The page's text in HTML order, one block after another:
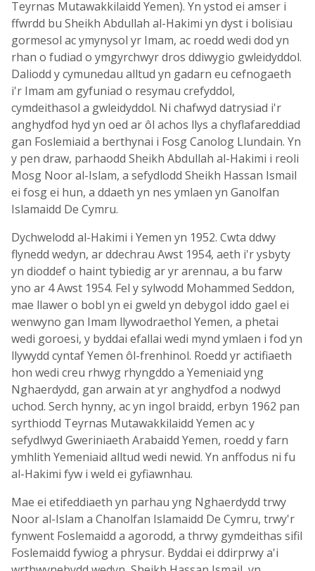
Teyrnas Mutawakkilaidd Yemen). Yn ystod ei amser i
ffwrdd bu Sheikh Abdullah al-Hakimi yn dyst i bolisïau
gormesol ac ymynysol yr Imam, ac roedd wedi dod yn
rhan o fudiad o ymgyrchwyr dros ddiwygio gwleidyddol.
Daliodd y cymunedau alltud yn gadarn eu cefnogaeth
i'r Imam am gyfuniad o resymau crefyddol,
cymdeithasol a gwleidyddol. Ni chafwyd datrysiad i'r
anghydfod hyd yn oed ar ôl achos llys a chyflafareddiad
gan Foslemiaid a berthynai i Fosg Canolog Llundain. Yn
y pen draw, parhaodd Sheikh Abdullah al-Hakimi i reoli
Mosg Noor al-Islam, a sefydlodd Sheikh Hassan Ismail
ei fosg ei hun, a ddaeth yn nes ymlaen yn Ganolfan
Islamaidd De Cymru.
Dychwelodd al-Hakimi i Yemen yn 1952. Cwta ddwy
flynedd wedyn, ar ddechrau Awst 1954, aeth i'r ysbyty
yn dioddef o haint tybiedig ar yr arennau, a bu farw
yno ar 4 Awst 1954. Fel y sylwodd Mohammed Seddon,
mae llawer o bobl yn ei gweld yn debygol iddo gael ei
wenwyno gan Imam llywodraethol Yemen, a phetai
wedi goroesi, y byddai efallai wedi mynd ymlaen i fod yn
llywydd cyntaf Yemen ôl-frenhinol. Roedd yr actifiaeth
hon wedi creu rhwyg rhyngddo a Yemeniaid yng
Nghaerdydd, gan arwain at yr anghydfod a nodwyd
uchod. Serch hynny, ac yn ingol braidd, erbyn 1962 pan
syrthiodd Teyrnas Mutawakkilaidd Yemen ac y
sefydlwyd Gweriniaeth Arabaidd Yemen, roedd y farn
ymhlith Yemeniaid alltud wedi newid. Yn anffodus ni fu
al-Hakimi fyw i weld ei gyfiawnhau.
Mae ei etifeddiaeth yn parhau yng Nghaerdydd trwy
Noor al-Islam a Chanolfan Islamaidd De Cymru, trwy'r
fynwent Foslemaidd a agorodd, a thrwy gymdeithas sifil
Foslemaidd fywiog a phrysur. Byddai ei ddirprwy a'i